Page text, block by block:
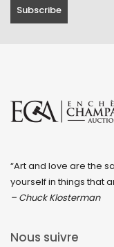
“Art and love are the
yourself in things that
– Chuck Klosterman
Nous suivre